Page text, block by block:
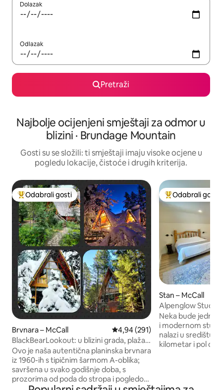
Dolazak
Odlazak
Pretraži
Najbolje ocijenjeni smještaji za odmor u
blizini · Brundage Mountain
Gosti su se složili: ti smještaji imaju visoke ocjene u
pogledu lokacije, čistoće i drugih kriterija.
Među najviše rangiranima s oznakom „Odabrali gosti”
Odabrali gosti
Brvnara – McCall Prosječna ocjena: 4,94/5,
4,94 (291)
BlackBearLookout: u blizini grada, plaža,
staza i još mnogo toga
Ovo je naša autentična planinska brvnara
iz 1960-ih s tipičnim šarmom A-oblika;
savršena u svako godišnje doba, s
prozorima od poda do stropa i pogledom
Među najviše
Odabrali gosti
Stan – McCall
Alpenglow Studio
kada
Neka bude
i modernom
nalazi u središtu
kilometar i pol od